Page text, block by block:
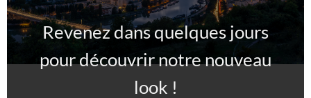
Revenez dans quelques jours
pour découvrir notre nouveau
look !